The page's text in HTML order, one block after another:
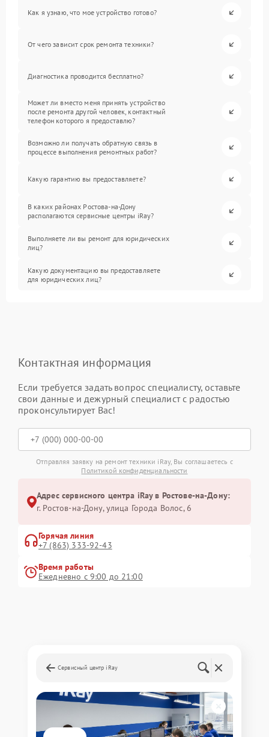
Как я узнаю, что мое устройство готово?
От чего зависит срок ремонта техники?
Диагностика проводится бесплатно?
Может ли вместо меня принять устройство
после ремонта другой человек, контактный
телефон которого я предоставлю?
Возможно ли получать обратную связь в
процессе выполнения ремонтных работ?
Какую гарантию вы предоставляете?
В каких районах Ростова-на-Дону
располагаются сервисные центры iRay?
Выполняете ли вы ремонт для юридических
лиц?
Какую документацию вы предоставляете
для юридических лиц?
Контактная информация
Если требуется задать вопрос специалисту, оставьте
свои данные и дежурный специалист с радостью
проконсультирует Вас!
Отправляя заявку на ремонт техники iRay, Вы соглашаетесь с
Политикой конфиденциальности
Адрес сервисного центра iRay в Ростове-на-Дону:
г. Ростов-на-Дону, улица Города Волос, 6
Горячая линия
+7 (863) 333-92-43
Время работы
Ежедневно с 9:00 до 21:00
Сервисный центр iRay